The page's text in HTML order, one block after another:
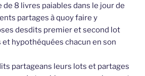
de 8 livres paiables dans le jour de
partages à quoy faire y
desdits premier et second lot
hypothéquées chacun en son
partageans leurs lots et partages